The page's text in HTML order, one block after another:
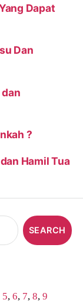
Dapat
Dan
?
Hamil Tua
5,6, 7,8,9